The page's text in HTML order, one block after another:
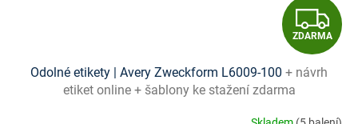
Z
D
ZDARMA
Odolné etikety | Avery Zweckform L6009-100 + návrh
etiket online + šablony ke stažení zdarma